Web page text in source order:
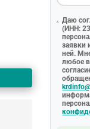
Даю
(ИНН:
заявки
ней.
любое